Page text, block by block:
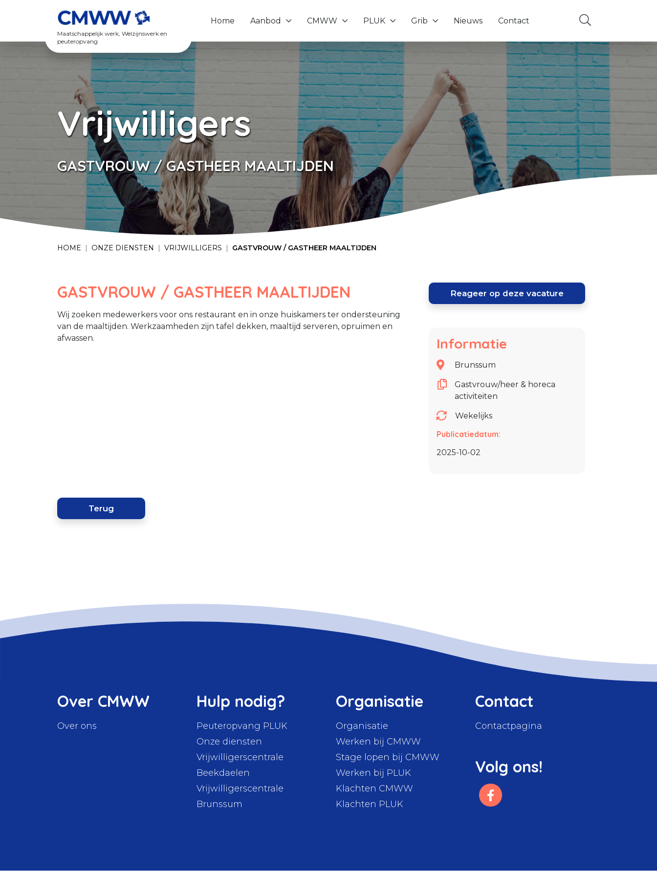
Maatschappelijk werk, Welzijnswerk en
peuteropvang
Home Aanbod
Toon onderliggende navigatie items
CMWW
Toon onderliggende navigatie items
PLUK
Toon onderliggende navigatie items
Grib
Toon onderliggende navigatie items
Nieuws Contact
Vrijwilligers
GASTVROUW / GASTHEER MAALTIJDEN
HOME ONZE DIENSTEN VRIJWILLIGERS GASTVROUW / GASTHEER MAALTIJDEN
GASTVROUW / GASTHEER MAALTIJDEN
Wij zoeken medewerkers voor ons restaurant en in onze huiskamers ter ondersteuning
van de maaltijden. Werkzaamheden zijn tafel dekken, maaltijd serveren, opruimen en
afwassen.
Reageer op deze vacature
Informatie
Brunssum
Gastvrouw/heer & horeca
activiteiten
Wekelijks
Publicatiedatum:
2025-10-02
Terug
Over CMWW
Over ons
Hulp nodig?
Peuteropvang PLUK
Onze diensten
Vrijwilligerscentrale
Beekdaelen
Vrijwilligerscentrale
Brunssum
Organisatie
Organisatie
Werken bij CMWW
Stage lopen bij CMWW
Werken bij PLUK
Klachten CMWW
Klachten PLUK
Contact
Contactpagina
Volg ons!